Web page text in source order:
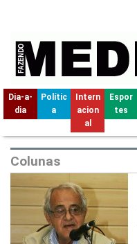
Dia-a-
dia
Polític
a
Intern
acion
al
Espor
tes
Colunas